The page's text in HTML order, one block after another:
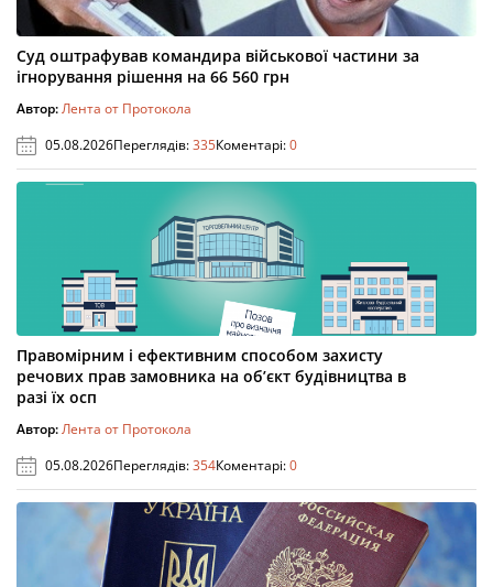
Суд оштрафував командира військової частини за
ігнорування рішення на 66 560 грн
Автор:Лента от Протокола
05.08.2026Переглядів:335Коментарі:0
Правомірним і ефективним способом захисту
речових прав замовника на об’єкт будівництва в
разі їх осп
Автор:Лента от Протокола
05.08.2026Переглядів:354Коментарі:0